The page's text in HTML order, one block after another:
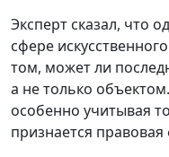
Эксперт сказал, что
сфере
том, может ли
а не только
особенно учитывая
признается